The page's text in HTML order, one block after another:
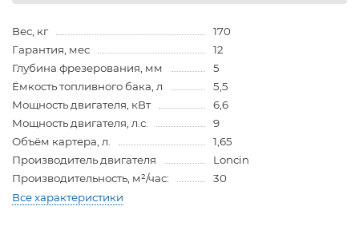
Вес, кг
170
Гарантия, мес
12
Глубина фрезерования, мм
5
Ёмкость топливного бака, л
5,5
Мощность двигателя, кВт
6,6
Мощность двигателя, л.с.
9
Объём картера, л.
1,65
Производитель двигателя
Loncin
Производительность, м²/час:
30
Все характеристики